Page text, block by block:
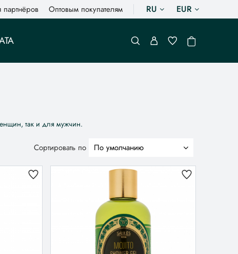
партнёров Оптовым покупателям RU EUR
так и для мужчин.
Сортировать по